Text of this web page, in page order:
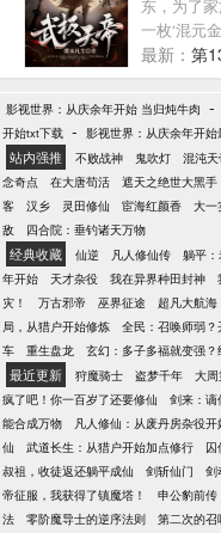
东，为了
一枚‘混元
导致自己
巨大的危
东以武入
逆天之路
当他挥起
配！
最新： 第
影视世界：从庆余年开始 当归炖牛肉 -
开始txt下载 - 影视世界：从庆余年开始
站内强推 不败战神 鬼吹灯 混沌
念奇点
在大唐苟活 遮天之绝世大黑手
客
汉乡 灵田修仙 宦海红颜香 大一
敌
四合院：垂钓诸天万物
经典收藏 仙逆 凡人修仙传 躺平
年开始
天才杂役 我在异界种田封神
灾！
万古邪帝 巫界征途 超凡大航海
局，从猎户开始修炼
全民：召唤师弱？
车
重生盘龙 玄幻：多子多福就变强？
最近更新 狩魔骑士 盗梦千年 大
疯了吧！你一百岁了还要修仙
剑来：谪
能合成万物
凡人修仙：从废丹房杂役开
仙
武道长生：从猎户开始加点修行 囚
叔祖，收徒返还躺平成仙
剑斩仙门 剑
帝征服，我获得了镇魔塔！
申公豹前传
法
零阶魔导士的逆序法则 第二次的召